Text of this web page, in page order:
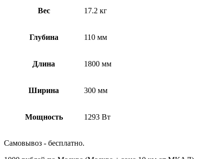
Вес 17.2 кг
Глубина 110 мм
Длина 1800 мм
Ширина 300 мм
Мощность 1293 Вт
Самовывоз - бесплатно.